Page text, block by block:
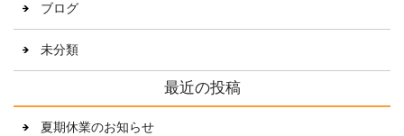
ブログ
未分類
最近の投稿
夏期休業のお知らせ